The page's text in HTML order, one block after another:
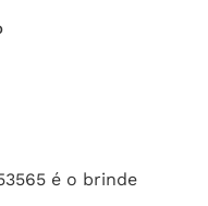
é o brinde